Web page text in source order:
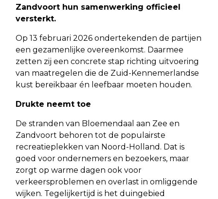
Zandvoort hun samenwerking officieel
versterkt.
Op 13 februari 2026 ondertekenden de partijen
een gezamenlijke overeenkomst. Daarmee
zetten zij een concrete stap richting uitvoering
van maatregelen die de Zuid-Kennemerlandse
kust bereikbaar én leefbaar moeten houden.
Drukte neemt toe
De stranden van Bloemendaal aan Zee en
Zandvoort behoren tot de populairste
recreatieplekken van Noord-Holland. Dat is
goed voor ondernemers en bezoekers, maar
zorgt op warme dagen ook voor
verkeersproblemen en overlast in omliggende
wijken. Tegelijkertijd is het duingebied